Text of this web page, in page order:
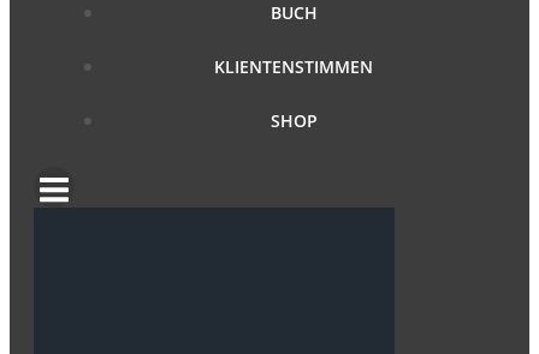
BUCH
KLIENTENSTIMMEN
SHOP